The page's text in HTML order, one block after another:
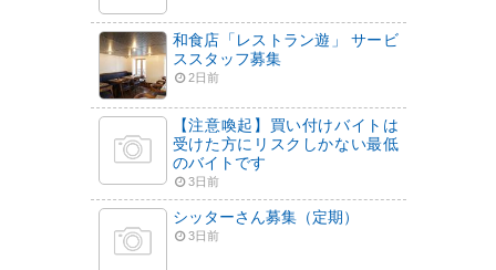
和食店「レストラン遊」 サービ
ススタッフ募集
2日前
【注意喚起】買い付けバイトは
受けた方にリスクしかない最低
のバイトです
3日前
シッターさん募集（定期）
3日前